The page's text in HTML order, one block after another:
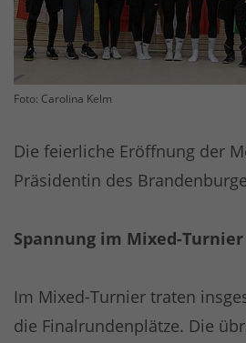
Foto: Carolina Kelm
Die feierliche Eröffnung der
Präsidentin des
Spannung im Mixed-Turnier
Im Mixed-Turnier traten
die Finalrundenplätze. Die